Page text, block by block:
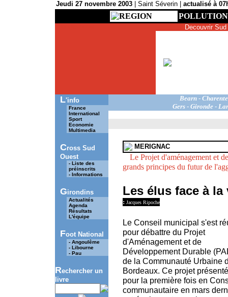
Jeudi 27 novembre 2003 | Saint Séverin | actualisé à
REGION POLLUTION
Decouvrir
L'info
France
International
Sport
Economie
Multimedia
Cross Sud
Ouest
- Liste des
préinscrits
- Informations
Girondins
Actualités
Agenda
Résultats
L'équipe
Foot National
- Angoulême
- Libourne
- Pau
Rechercher un
livre
Bearn-. Charente
Gers - Gironde -
MERIGNAC
Le Projet d'aménagement et
grands principes du futur de
Les élus face à
: Jacques Ripoche
Le Conseil municipal s'est
pour débattre du Projet
d'Aménagement et de
Développement Durable
de la Communauté Urbaine
Bordeaux. Ce projet présenté
pour la première fois en
communautaire en mars